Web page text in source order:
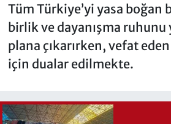
Tüm Türkiye’yi yasa boğan
birlik ve dayanışma ruhunu
plana çıkarırken, vefat
için dualar edilmekte.